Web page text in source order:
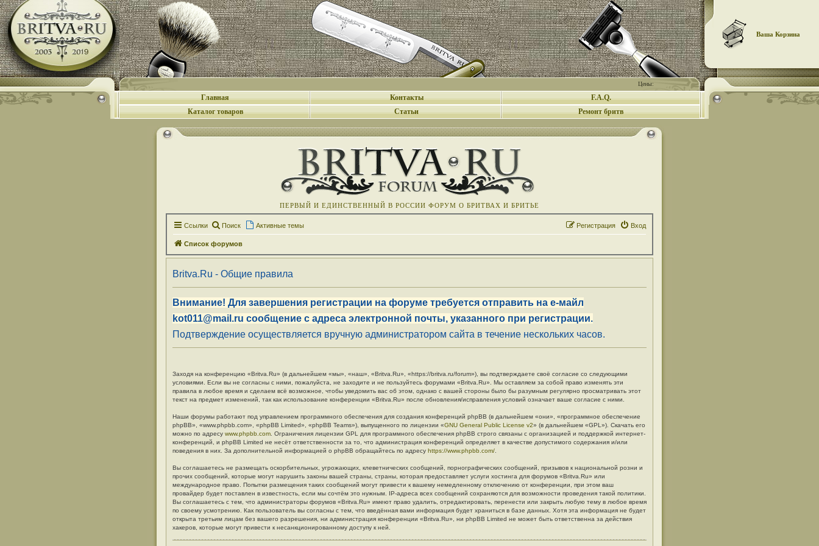
Цены:
Ваша Корзина
Главная Контакты
F.A.Q.
Каталог товаров
Статьи Ремонт бритв
ПЕРВЫЙ И ЕДИНСТВЕННЫЙ В РОССИИ ФОРУМ О БРИТВАХ И БРИТЬЕ
Ссылки Поиск Активные темы Вход
Регистрация
Список форумов
Britva.Ru - Общие правила
Внимание! Для завершения регистрации на форуме требуется отправить на е-майл
kot011@mail.ru сообщение с адреса электронной почты, указанного при регистрации.
Подтверждение осуществляется вручную администратором сайта в течение нескольких часов.
Заходя на конференцию «Britva.Ru» (в дальнейшем «мы», «наш», «Britva.Ru», «https://britva.ru/forum»), вы подтверждаете своё согласие со следующими
условиями. Если вы не согласны с ними, пожалуйста, не заходите и не пользуйтесь форумами «Britva.Ru». Мы оставляем за собой право изменять эти
правила в любое время и сделаем всё возможное, чтобы уведомить вас об этом, однако с вашей стороны было бы разумным регулярно просматривать этот
текст на предмет изменений, так как использование конференции «Britva.Ru» после обновления/исправления условий означает ваше согласие с ними.
Наши форумы работают под управлением программного обеспечения для создания конференций phpBB (в дальнейшем «они», «программное обеспечение
phpBB», «www.phpbb.com», «phpBB Limited», «phpBB Teams»), выпущенного по лицензии «GNU General Public License v2» (в дальнейшем «GPL»). Скачать его
можно по адресу www.phpbb.com . Ограничения лицензии GPL для программного обеспечения phpBB строго связаны с организацией и поддержкой интернет-
конференций, и phpBB Limited не несёт ответственности за то, что администрация конференций определяет в качестве допустимого содержания и/или
поведения в них. За дополнительной информацией о phpBB обращайтесь по адресу https://www.phpbb.com/
Вы соглашаетесь не размещать оскорбительных, угрожающих, клеветнических сообщений, порнографических сообщений, призывов к национальной розни и
прочих сообщений, которые могут нарушить законы вашей страны, страны, которая предоставляет услуги хостинга для форумов «Britva.Ru» или
международное право. Попытки размещения таких сообщений могут привести к вашему немедленному отключению от конференции, при этом ваш
провайдер будет поставлен в известность, если мы сочтём это нужным. IP-адреса всех сообщений сохраняются для возможности проведения такой политики.
Вы соглашаетесь с тем, что администраторы форумов «Britva.Ru» имеют право удалить, отредактировать, перенести или закрыть любую тему в любое время
по своему усмотрению. Как пользователь вы согласны с тем, что введённая вами информация будет храниться в базе данных. Хотя эта информация не будет
открыта третьим лицам без вашего разрешения, ни администрация конференции «Britva.Ru», ни phpBB Limited не может быть ответственна за действия
хакеров, которые могут привести к несанкционированному доступу к ней.